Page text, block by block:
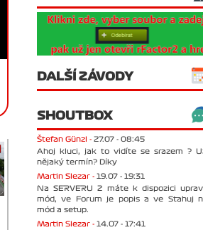
DALŠÍ ZÁVODY
SHOUTBOX
Štefan Günzl - 27.07 - 08:45
Ahoj kluci, jak to vidíte se srazem ?
nějaký termín? Díky
Martin Slezar - 19.07 - 19:31
Na SERVERU 2 máte k dispozici
mód, ve Forum je popis a ve Stahuj
mód a setup.
Martin Slezar - 14.07 - 17:41